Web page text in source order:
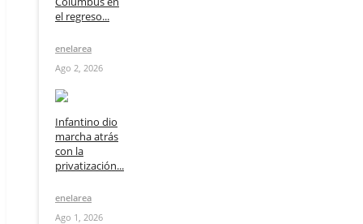
el regreso...
enelarea
Ago 2, 2026
Infantino dio
marcha atrás
con la
privatización...
enelarea
Ago 1, 2026